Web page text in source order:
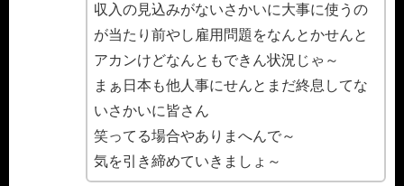
収入の見込みがないさかいに大事に使うの
が当たり前やし雇用問題をなんとかせんと
アカンけどなんともできん状況じゃ～
まぁ日本も他人事にせんとまだ終息してな
いさかいに皆さん
笑ってる場合やありまへんで～
気を引き締めていきましょ～